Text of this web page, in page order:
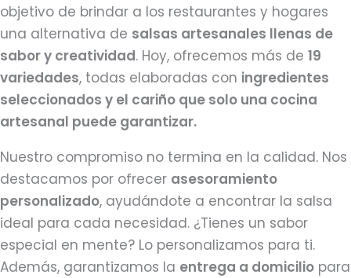
objetivo de brindar a los restaurantes y hogares
una alternativa de salsas artesanales llenas de
sabor y creatividad. Hoy, ofrecemos más de 19
variedades, todas elaboradas con ingredientes
seleccionados y el cariño que solo una cocina
artesanal puede garantizar.
Nuestro compromiso no termina en la calidad. Nos
destacamos por ofrecer asesoramiento
personalizado, ayudándote a encontrar la salsa
ideal para cada necesidad. ¿Tienes un sabor
especial en mente? Lo personalizamos para ti.
Además, garantizamos la entrega a domicilio para